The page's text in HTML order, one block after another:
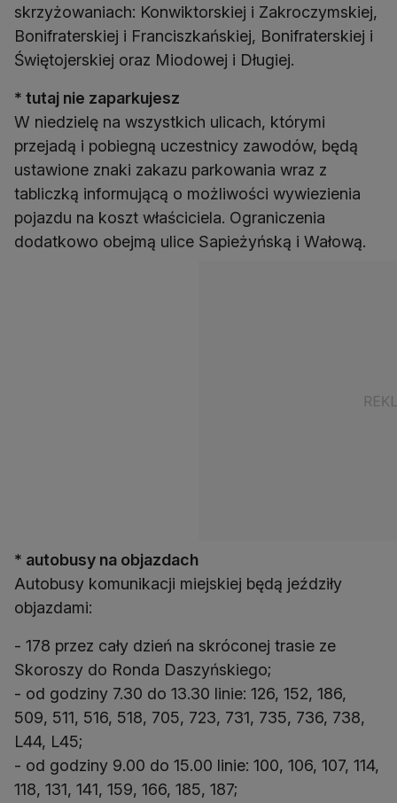
skrzyżowaniach: Konwiktorskiej i Zakroczymskiej,
Bonifraterskiej i Franciszkańskiej, Bonifraterskiej i
Świętojerskiej oraz Miodowej i Długiej.
* tutaj nie zaparkujesz
W niedzielę na wszystkich ulicach, którymi
przejadą i pobiegną uczestnicy zawodów, będą
ustawione znaki zakazu parkowania wraz z
tabliczką informującą o możliwości wywiezienia
pojazdu na koszt właściciela. Ograniczenia
dodatkowo obejmą ulice Sapieżyńską i Wałową.
* autobusy na objazdach
Autobusy komunikacji miejskiej będą jeździły
objazdami:
- 178 przez cały dzień na skróconej trasie ze
Skoroszy do Ronda Daszyńskiego;
- od godziny 7.30 do 13.30 linie: 126, 152, 186,
509, 511, 516, 518, 705, 723, 731, 735, 736, 738,
L44, L45;
- od godziny 9.00 do 15.00 linie: 100, 106, 107, 114,
118, 131, 141, 159, 166, 185, 187;